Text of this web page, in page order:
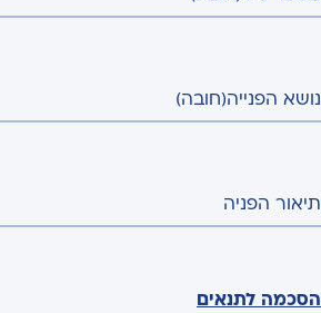
נושא הפנייה(חובה)
תיאור הפניה
הסכמה לתנאים